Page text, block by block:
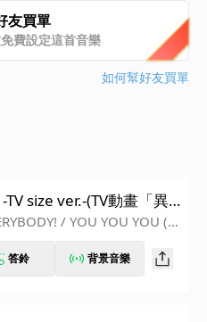
友買單
費設定這首音樂
如何幫好友買單
TV size ver.-(TV動畫「異
女的奴隸魔術」片尾曲)
/ YOU YOU YOU (T
答鈴 背景音樂